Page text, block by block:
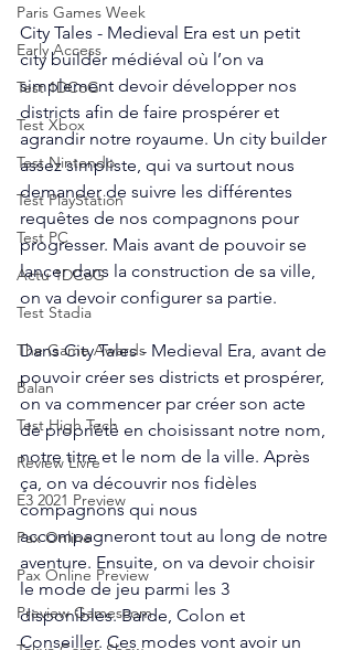
Paris Games Week
Early Access
Test 1DCoG
Test Xbox
Test Nintendo
Test PlayStation
Test PC
Actu 1DCoG
Test Stadia
The Game Awards
Balan
Test High Tech
Review Livre
E3 2021 Preview
Pax Online
Pax Online Preview
Preview Gamescom
City Tales - Medieval Era est un petit
city builder médiéval où l’on va
simplement devoir développer nos
districts afin de faire prospérer et
agrandir notre royaume. Un city builder
assez simpliste, qui va surtout nous
demander de suivre les différentes
requêtes de nos compagnons pour
progresser. Mais avant de pouvoir se
lancer dans la construction de sa ville,
on va devoir configurer sa partie.
Dans City Tales - Medieval Era, avant de
pouvoir créer ses districts et prospérer,
on va commencer par créer son acte
de propriété en choisissant notre nom,
notre titre et le nom de la ville. Après
ça, on va découvrir nos fidèles
compagnons qui nous
accompagneront tout au long de notre
aventure. Ensuite, on va devoir choisir
le mode de jeu parmi les 3
disponibles. Barde, Colon et
Conseiller. Ces modes vont avoir un